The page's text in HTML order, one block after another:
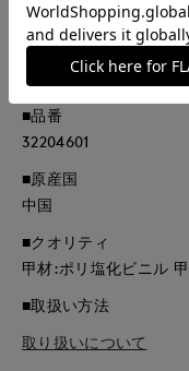
ヒストリーやアーカイ
統的なデザイン要素は
カジュアルなアウタ
■品番
32204601
■原産国
中国
■クオリティ
甲材:ポリ塩化ビニル
■取扱い方法
取り扱いについて